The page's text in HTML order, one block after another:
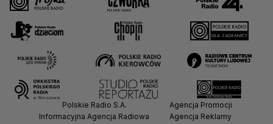
Polskie Radio S.A.
Informacyjna Agencja Radiowa
Agencja Promocji
Agencja Reklamy